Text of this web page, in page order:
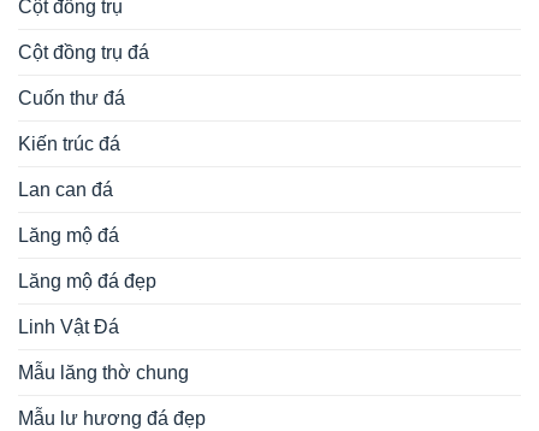
Cột đồng trụ
Cột đồng trụ đá
Cuốn thư đá
Kiến trúc đá
Lan can đá
Lăng mộ đá
Lăng mộ đá đẹp
Linh Vật Đá
Mẫu lăng thờ chung
Mẫu lư hương đá đẹp